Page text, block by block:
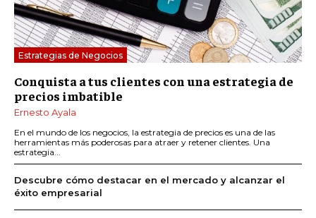
Estrategias de Negocios
Conquista a tus clientes con una estrategia de
precios imbatible
Ernesto Ayala
En el mundo de los negocios, la estrategia de precios es una de las
herramientas más poderosas para atraer y retener clientes. Una
estrategia...
Descubre cómo destacar en el mercado y alcanzar el
éxito empresarial